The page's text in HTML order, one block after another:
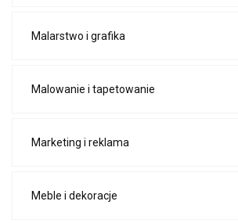
Malarstwo i grafika
Malowanie i tapetowanie
Marketing i reklama
Meble i dekoracje